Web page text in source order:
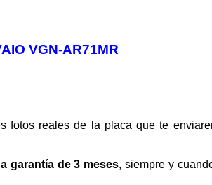
VGN-AR71MR
reales de la placa que te
garantía de 3 meses, siempre y